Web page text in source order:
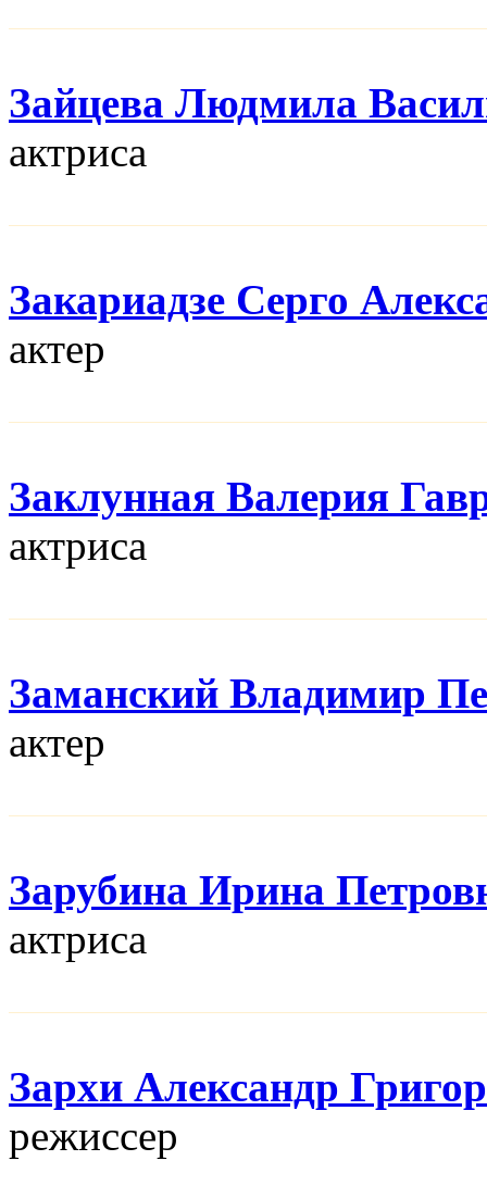
Зайцева Людмила
актриса
Закариадзе Серго
актер
Заклунная Валерия
актриса
Заманский Владимир
актер
Зарубина Ирина
актриса
Зархи Александр
режисcер